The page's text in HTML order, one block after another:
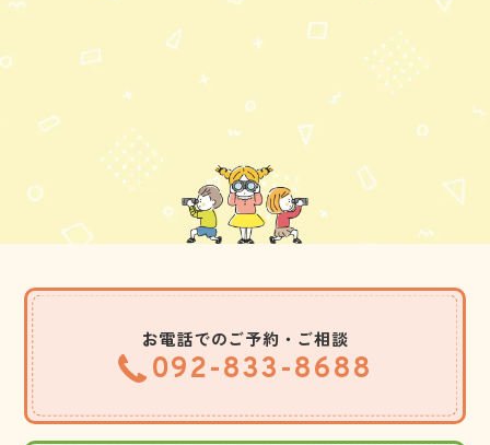
お電話でのご予約・ご相談
092-833-8688